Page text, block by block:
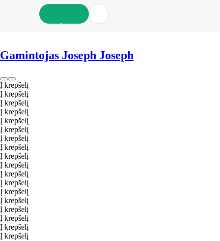
Gamintojas Joseph Joseph
Į krepšelį
Į krepšelį
Į krepšelį
Į krepšelį
Į krepšelį
Į krepšelį
Į krepšelį
Į krepšelį
Į krepšelį
Į krepšelį
Į krepšelį
Į krepšelį
Į krepšelį
Į krepšelį
Į krepšelį
Į krepšelį
Į krepšelį
Į krepšelį